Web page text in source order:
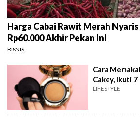
Harga Cabai Rawit Merah Nyaris
Rp60.000 Akhir Pekan Ini
BISNIS
Cara
Cakey, Ikuti 7
LIFESTYLE